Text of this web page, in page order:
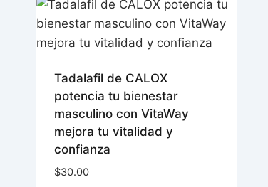
Tadalafil de CALOX
potencia tu bienestar
masculino con VitaWay
mejora tu vitalidad y
confianza
$30.00